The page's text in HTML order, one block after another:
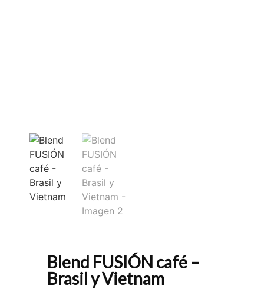
Blend FUSIÓN café –
Brasil y Vietnam